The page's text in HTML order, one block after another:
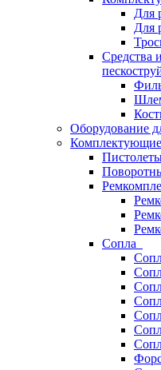
Для
Для
Средства
Оборудование
Комплектующие
Сопла